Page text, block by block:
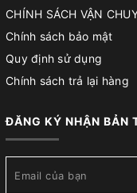
CHÍNH SÁCH VẬN
Chính sách bảo mật
Quy định sử dụng
Chính sách trả lại hàng
ĐĂNG KÝ NHẬN BẢN